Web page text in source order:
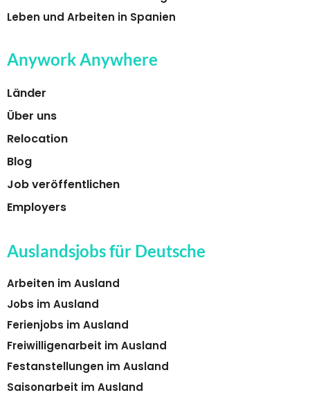
Leben und Arbeiten in Spanien
Anywork Anywhere
Länder
Über uns
Relocation
Blog
Job veröffentlichen
Employers
Auslandsjobs für Deutsche
Arbeiten im Ausland
Jobs im Ausland
Ferienjobs im Ausland
Freiwilligenarbeit im Ausland
Festanstellungen im Ausland
Saisonarbeit im Ausland